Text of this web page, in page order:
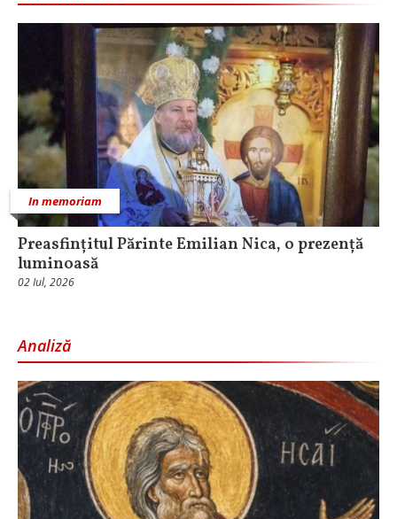
In memoriam
Preasfințitul Părinte Emilian Nica, o prezență
luminoasă
02 Iul, 2026
Analiză